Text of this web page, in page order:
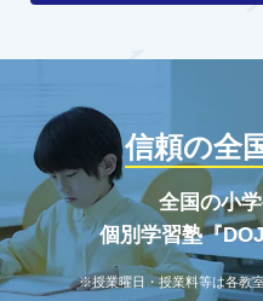
信頼の全
全国の小
個別学習塾『
※授業曜日・授業料等は各教